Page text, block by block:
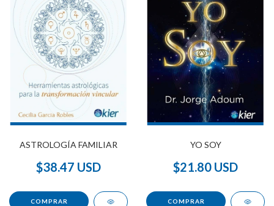
ASTROLOGÍA FAMILIAR
$38.47 USD
YO SOY
$21.80 USD